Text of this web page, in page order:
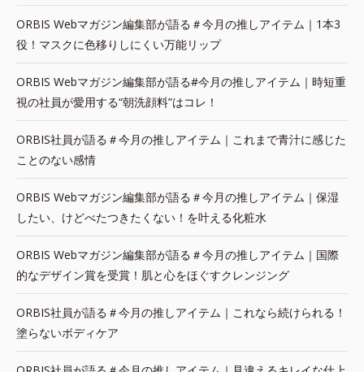
ORBIS Webマガジン編集部が語る＃今月の推しアイテム｜1本3
役！マスクに色移りしにくい万能リップ
ORBIS Webマガジン編集部が語る#今月の推しアイテム｜時短重
視の社員が愛用する“朝洗顔料”はコレ！
ORBIS社員が語る＃今月の推しアイテム｜これまで青汁に感じた
ことのない感情
ORBIS Webマガジン編集部が語る＃今月の推しアイテム｜保湿
したい、けどべたつきたくない！を叶える化粧水
ORBIS Webマガジン編集部が語る＃今月の推しアイテム｜国際
的なデザイン賞を受賞！肌と心をほぐすクレンジング
ORBIS社員が語る＃今月の推しアイテム｜これなら続けられる！
塗らないボディケア